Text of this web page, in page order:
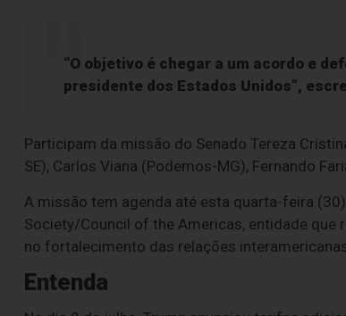
“O objetivo é chegar a um acordo e
presidente dos Estados Unidos”,
Participam da missão do Senado Tereza
SE), Carlos Viana (Podemos-MG), Fernando
A missão tem agenda até esta quarta-feira
Society/Council of the Americas, entidade
no fortalecimento das relações
Entenda